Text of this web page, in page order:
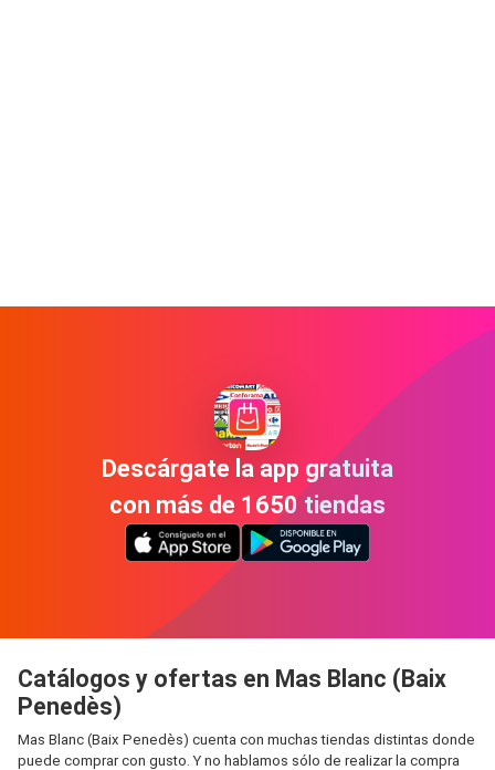
Descárgate la app gratuita
con más de 1650 tiendas
Catálogos y ofertas en Mas Blanc (Baix
Penedès)
Mas Blanc (Baix Penedès) cuenta con muchas tiendas distintas donde
puede comprar con gusto. Y no hablamos sólo de realizar la compra